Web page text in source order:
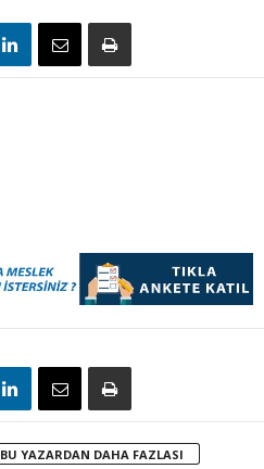
BU YAZARDAN DAHA FAZLASI